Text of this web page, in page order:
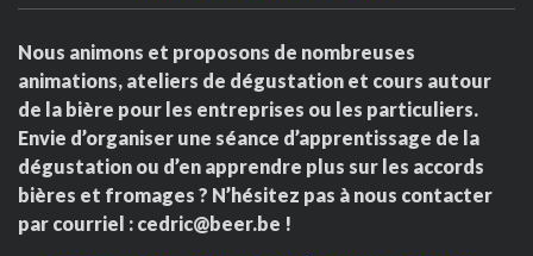
Nous animons et proposons de nombreuses
animations, ateliers de dégustation et cours autour
de la bière pour les entreprises ou les particuliers.
Envie d’organiser une séance d’apprentissage de la
dégustation ou d’en apprendre plus sur les accords
bières et fromages ? N’hésitez pas à nous contacter
par courriel : cedric@beer.be !